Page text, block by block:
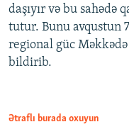
daşıyır və bu sahədə
tutur. Bunu avqustun
regional güc
bildirib.
Ətraflı burada oxuyun